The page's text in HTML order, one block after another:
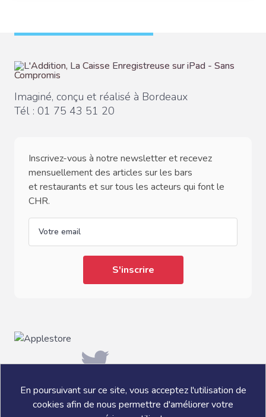
En poursuivant sur ce site, vous acceptez l'utilisation de
cookies afin de nous permettre d'améliorer votre
Imaginé, conçu et réalisé à Bordeaux
Tél : 01 75 43 51 20
Inscrivez-vous à notre newsletter et recevez
mensuellement des articles sur les bars
et restaurants et sur tous les acteurs qui font le
CHR.